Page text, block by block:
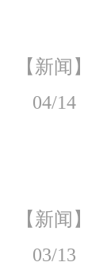
【新闻】
04/14
【新闻】
03/13